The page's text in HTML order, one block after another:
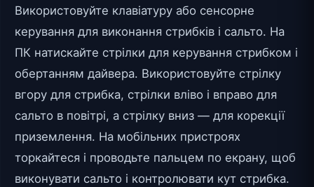
Використовуйте клавіатуру або сенсорне
керування для виконання стрибків і сальто. На
ПК натискайте стрілки для керування стрибком і
обертанням дайвера. Використовуйте стрілку
вгору для стрибка, стрілки вліво і вправо для
сальто в повітрі, а стрілку вниз — для корекції
приземлення. На мобільних пристроях
торкайтеся і проводьте пальцем по екрану, щоб
виконувати сальто і контролювати кут стрибка.